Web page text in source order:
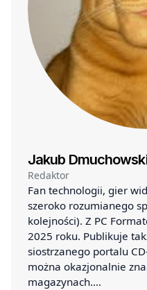
Jakub
Redaktor
Fan technologii, gier
szeroko rozumianego
kolejności). Z PC
2025 roku. Publikuje
siostrzanego portalu
można okazjonalnie
magazynach.…